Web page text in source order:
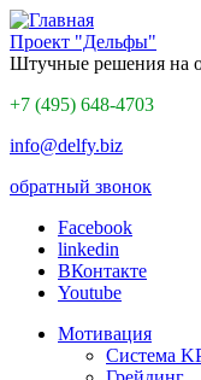
Проект "Дельфы"
Штучные решения на
+7 (495) 648-4703
info@delfy.biz
обратный звонок
Facebook
linkedin
ВКонтакте
Youtube
Мотивация
Система